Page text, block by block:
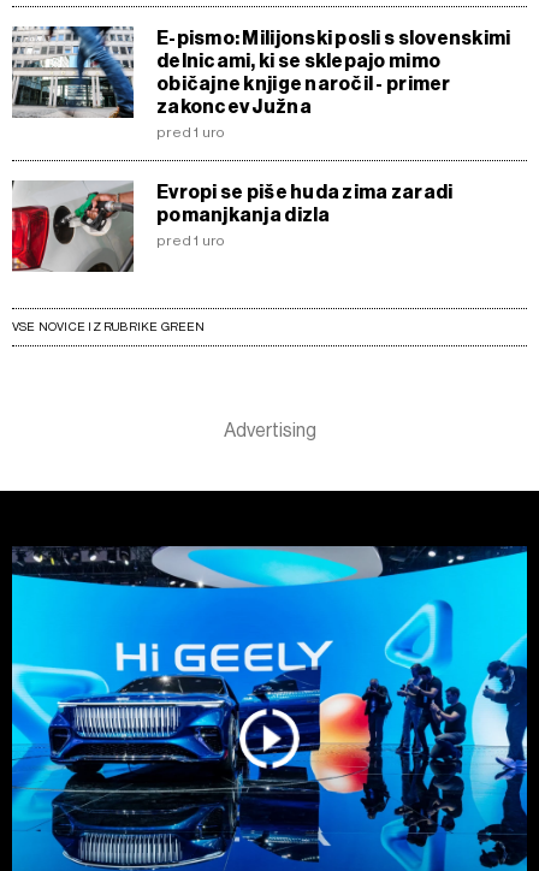
E-pismo: Milijonski posli s slovenskimi
delnicami, ki se sklepajo mimo
običajne knjige naročil - primer
zakoncev Južna
pred 1 uro
Evropi se piše huda zima zaradi
pomanjkanja dizla
pred 1 uro
VSE NOVICE IZ RUBRIKE GREEN